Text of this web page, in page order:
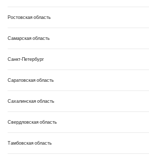
Ростовская область
Самарская область
Санкт-Петербург
Саратовская область
Сахалинская область
Свердловская область
Тамбовская область